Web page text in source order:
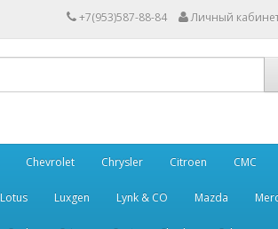
+7(953)587-88-84 Личный
Chevrolet Chrysler Citroen CMC
Lotus Luxgen Lynk & CO Mazda